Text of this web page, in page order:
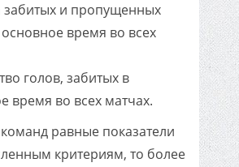
забитых и пропущенных
время во всех
голов, забитых в
время во всех матчах.
команд равные показатели
критериям, то более